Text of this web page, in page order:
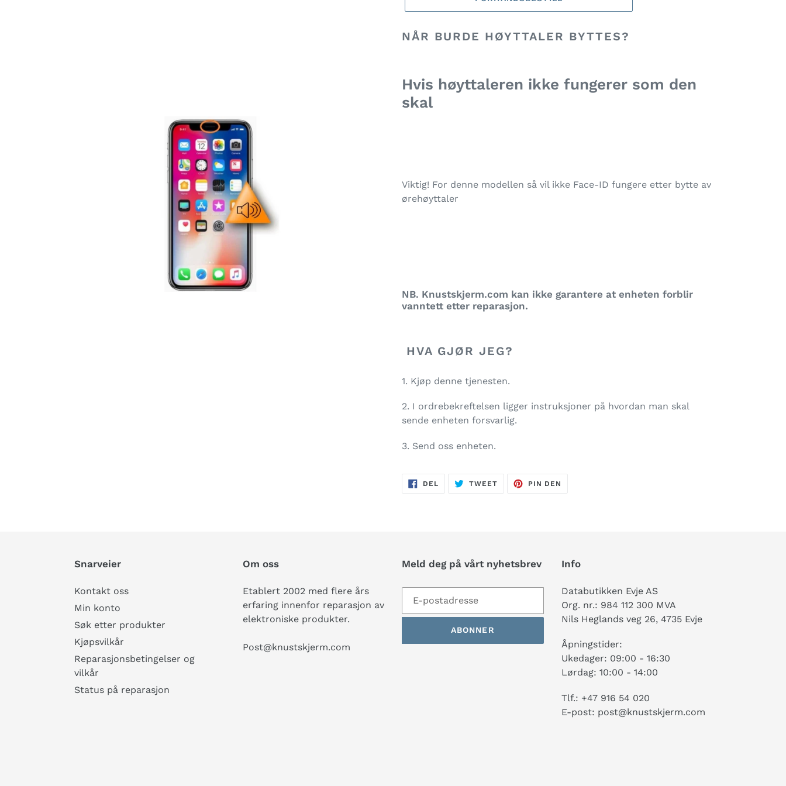
til
handlekurven
NÅR BURDE HØYTTALER BYTTES?
Hvis høyttaleren ikke fungerer som den
skal
Viktig! For denne modellen så vil ikke Face-ID fungere etter bytte av
ørehøyttaler
NB. Knustskjerm.com kan ikke garantere at enheten forblir
vanntett etter reparasjon.
HVA GJØR JEG?
1. Kjøp denne tjenesten.
2. I ordrebekreftelsen ligger instruksjoner på hvordan man skal
sende enheten forsvarlig.
3. Send oss enheten.
DEL
PÅ
TWEETTWEET
PIN DEN
Snarveier
Kontakt oss
Min konto
Søk etter produkter
Kjøpsvilkår
Reparasjonsbetingelser og
vilkår
Status på reparasjon
Om oss
Etablert 2002 med flere års
erfaring innenfor reparasjon av
elektroniske produkter.
Post@knustskjerm.com
Meld deg på vårt nyhetsbrev
ABONNER
Info
Databutikken Evje AS
Org. nr.: 984 112 300 MVA
Nils Heglands veg 26, 4735 Evje
Åpningstider:
Ukedager: 09:00 - 16:30
Lørdag: 10:00 - 14:00
Tlf.: +47 916 54 020
E-post: post@knustskjerm.com